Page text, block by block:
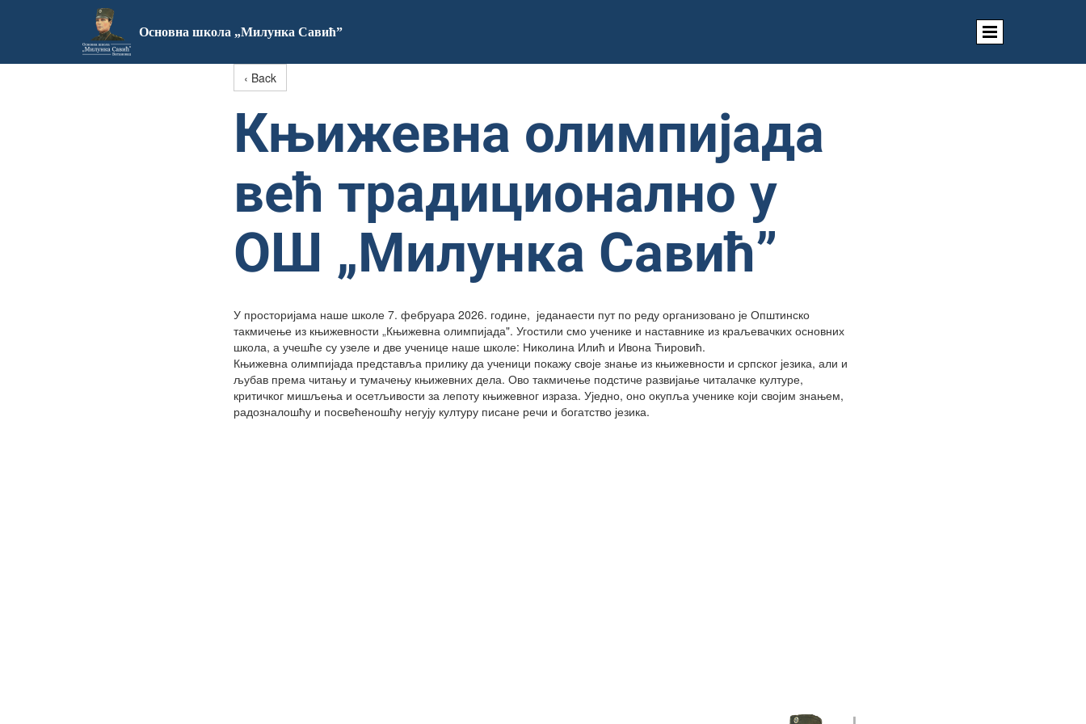
Основна школа „Милунка Савић”
‹ Back
Књижевна олимпијада
већ традиционално у
ОШ „Милунка Савић”
У просторијама наше школе 7. фебруара 2026. године, једанаести пут по реду организовано је Општинско
такмичење из књижевности „Књижевна олимпијада". Угостили смо ученике и наставнике из краљевачких основних
школа, а учешће су узеле и две ученице наше школе: Николина Илић и Ивона Ћировић.
Књижевна олимпијада представља прилику да ученици покажу своје знање из књижевности и српског језика, али и
љубав према читању и тумачењу књижевних дела. Ово такмичење подстиче развијање читалачке културе,
критичког мишљења и осетљивости за лепоту књижевног израза. Уједно, оно окупља ученике који својим знањем,
радозналошћу и посвећеношћу негују културу писане речи и богатство језика.